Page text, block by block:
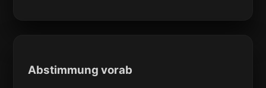
Abstimmung vorab